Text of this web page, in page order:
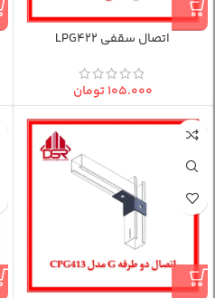
اتصال سقفی LPG422
۱۰۵.۰۰۰تومان